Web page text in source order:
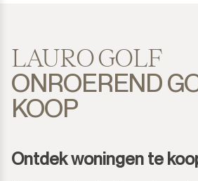
LAURO GOLF
ONROEREND
KOOP
Ontdek woningen te